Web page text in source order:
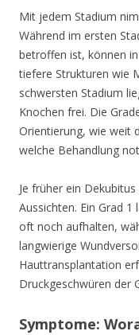
Mit jedem Stadium
Während im ersten
betroffen ist, können
tiefere Strukturen wie
schwersten Stadium
Knochen frei. Die
Orientierung, wie weit
welche Behandlung
Je früher ein
Aussichten. Ein Grad
oft noch aufhalten,
langwierige
Hauttransplantation
Druckgeschwüren der
Symptome: